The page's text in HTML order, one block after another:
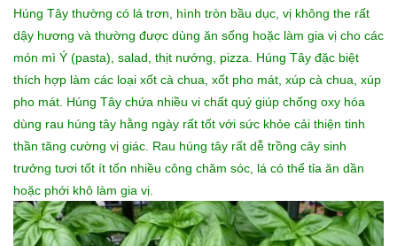
Húng Tây thường có lá trơn, hình tròn bầu dục, vị không the rất
dậy hương và thường được dùng ăn sống hoặc làm gia vị cho các
món mì Ý (pasta), salad, thịt nướng, pizza. Húng Tây đặc biệt
thích hợp làm các loại xốt cà chua, xốt pho mát, xúp cà chua, xúp
pho mát. Húng Tây chứa nhiều vi chất quý giúp chống oxy hóa
dùng rau húng tây hằng ngày rất tốt với sức khỏe cải thiện tinh
thần tăng cường vị giác. Rau húng tây rất dễ trồng cây sinh
trưởng tươi tốt ít tốn nhiều công chăm sóc, lá có thể tỉa ăn dần
hoặc phới khô làm gia vị.